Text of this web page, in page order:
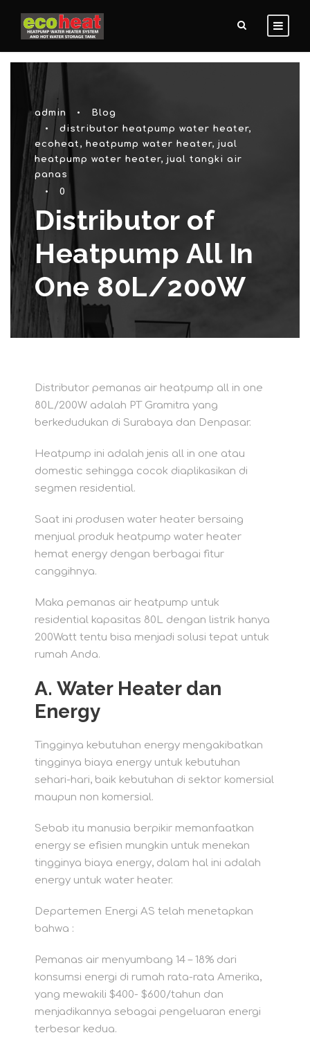
admin •
Blog
•
distributor heatpump water heater,
ecoheat , heatpump water heater, jual
heatpump water heater, jual tangki air
panas
•
0
Distributor of
Heatpump All In
One 80L/200W
Distributor pemanas air heatpump all in one
80L/200W adalah PT Gramitra yang
berkedudukan di Surabaya dan Denpasar.
Heatpump ini adalah jenis all in one atau
domestic sehingga cocok diaplikasikan di
segmen residential.
Saat ini produsen water heater bersaing
menjual produk heatpump water heater
hemat energy dengan berbagai fitur
canggihnya.
Maka pemanas air heatpump untuk
residential kapasitas 80L dengan listrik hanya
200Watt tentu bisa menjadi solusi tepat untuk
rumah Anda.
A. Water Heater dan
Energy
Tingginya kebutuhan energy mengakibatkan
tingginya biaya energy untuk kebutuhan
sehari-hari, baik kebutuhan di sektor komersial
maupun non komersial.
Sebab itu manusia berpikir memanfaatkan
energy se efisien mungkin untuk menekan
tingginya biaya energy, dalam hal ini adalah
energy untuk water heater.
Departemen Energi AS telah menetapkan
bahwa :
Pemanas air menyumbang 14 – 18% dari
konsumsi energi di rumah rata-rata Amerika,
yang mewakili $400- $600/tahun dan
menjadikannya sebagai pengeluaran energi
terbesar kedua.